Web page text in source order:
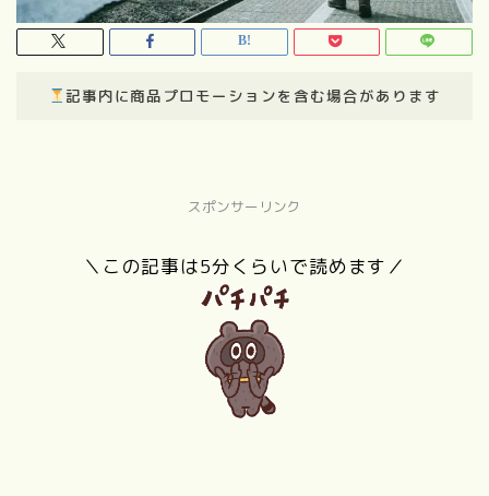
記事内に商品プロモーションを含む場合があります
スポンサーリンク
＼この記事は5分くらいで読めます／